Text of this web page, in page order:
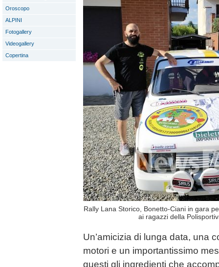
Oroscopo
ALPINI
Fotogallery
Videogallery
Copertina
Rally Lana Storico, Bonetto-Ciani in gara
ai ragazzi della
Un’amicizia di lunga data, una
motori e un importantissimo
questi gli ingredienti che